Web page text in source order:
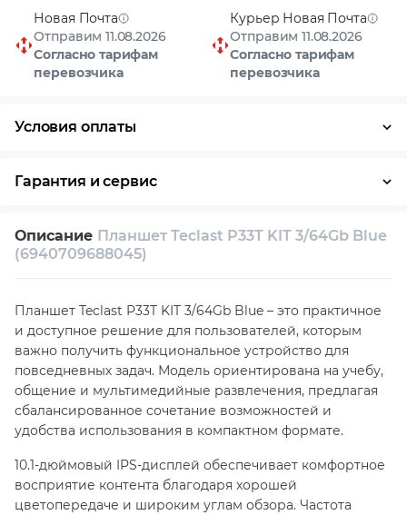
Новая Почта
Отправим 11.08.2026
Согласно тарифам
перевозчика
Курьер Новая Почта
Отправим 11.08.2026
Согласно тарифам
перевозчика
Условия оплаты
Гарантия и сервис
Собственный сервисный центр
Описание Планшет Teclast P33T KIT 3/64Gb Blue
(6940709688045)
Планшет Teclast P33T KIT 3/64Gb Blue – это практичное
и доступное решение для пользователей, которым
важно получить функциональное устройство для
повседневных задач. Модель ориентирована на учебу,
общение и мультимедийные развлечения, предлагая
сбалансированное сочетание возможностей и
удобства использования в компактном формате.
10.1-дюймовый IPS-дисплей обеспечивает комфортное
восприятие контента благодаря хорошей
цветопередаче и широким углам обзора. Частота